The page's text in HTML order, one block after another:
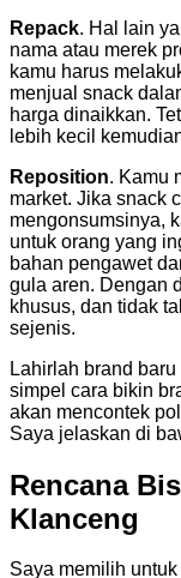
Repack. Hal lain
nama atau merek
kamu harus
menjual snack
harga dinaikkan.
lebih kecil
Reposition. Kamu
market. Jika snack
mengonsumsinya,
untuk orang yang
bahan pengawet
gula aren. Dengan
khusus, dan tidak
sejenis.
Lahirlah brand
simpel cara bikin
akan mencontek
Saya jelaskan di
Rencana
Klanceng
Saya memilih